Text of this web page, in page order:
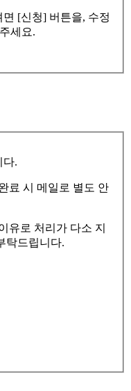
[신청] 버튼을, 수정
세요.
다.
료 시 메일로 별도 안
유로 처리가 다소 지
탁드립니다.